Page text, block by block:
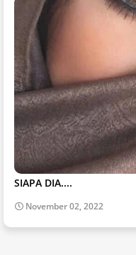
SIAPA DIA....
November 02, 2022